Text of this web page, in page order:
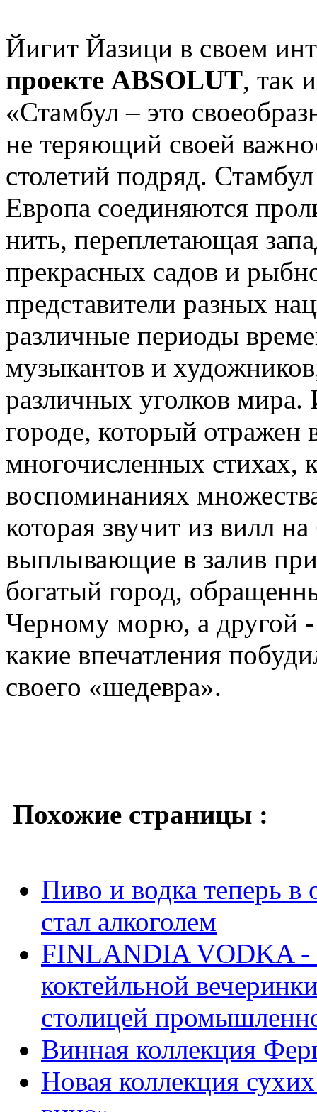
Йигит Йазици в своем
проекте ABSOLUT, так
«Стамбул – это
не теряющий своей
столетий подряд.
Европа соединяются
нить, переплетающая
прекрасных садов и
представители разных
различные периоды
музыкантов и
различных уголков
городе, который отражен
многочисленных стихах,
воспоминаниях
которая звучит из вилл
выплывающие в залив
богатый город,
Черному морю, а другой
какие впечатления
своего «шедевра».
Похожие страницы :
Пиво и водка теперь
стал алкоголем
FINLANDIA VODKA -
коктейльной
столицей
Винная коллекция
Новая коллекция